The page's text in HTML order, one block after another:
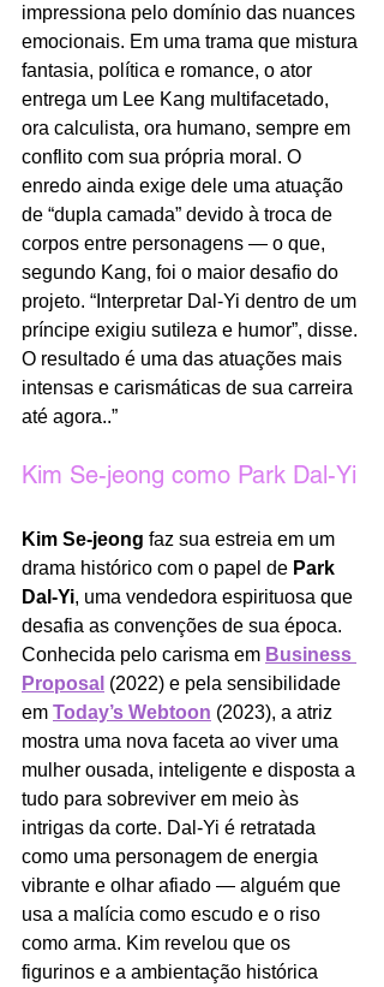
impressiona pelo domínio das nuances
emocionais. Em uma trama que mistura
fantasia, política e romance, o ator
entrega um Lee Kang multifacetado,
ora calculista, ora humano, sempre em
conflito com sua própria moral. O
enredo ainda exige dele uma atuação
de “dupla camada” devido à troca de
corpos entre personagens — o que,
segundo Kang, foi o maior desafio do
projeto. “Interpretar Dal-Yi dentro de um
príncipe exigiu sutileza e humor”, disse.
O resultado é uma das atuações mais
intensas e carismáticas de sua carreira
até agora..”
Kim Se-jeong como Park Dal-Yi
Kim Se-jeong faz sua estreia em um
drama histórico com o papel de Park
Dal-Yi, uma vendedora espirituosa que
desafia as convenções de sua época.
Conhecida pelo carisma em Business
Proposal (2022) e pela sensibilidade
em Today’s Webtoon (2023), a atriz
mostra uma nova faceta ao viver uma
mulher ousada, inteligente e disposta a
tudo para sobreviver em meio às
intrigas da corte. Dal-Yi é retratada
como uma personagem de energia
vibrante e olhar afiado — alguém que
usa a malícia como escudo e o riso
como arma. Kim revelou que os
figurinos e a ambientação histórica